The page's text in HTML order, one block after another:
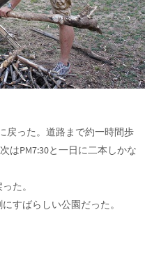
戻った。道路まで約一時間歩
はPM7:30と一日に二本しかな
た。
すばらしい公園だった。